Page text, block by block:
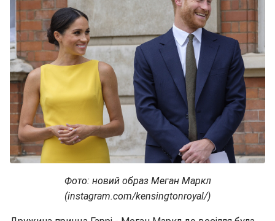
Фото: новий образ Меган Маркл
(instagram.com/kensingtonroyal/)